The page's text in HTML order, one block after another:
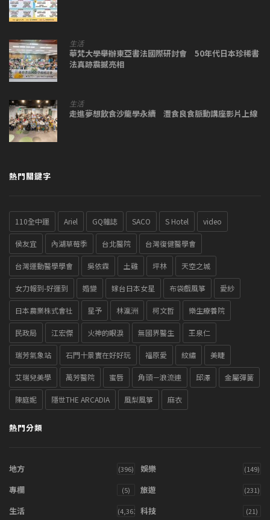
生活
華梵大學舉辦東亞書法國際研討會 50年代日本珍稀書
法真跡震撼亮相
生活
走進夢想飲食沙龍學永續 灃食良食脈動講座影片上線
熱門關鍵字
110全中運 Ariel GQ雜誌 SACO S Hotel video
侯友宜 內湖草莓季 台北醫院 台灣復健醫學會
台灣運動醫學學會 吳依霖 土雞 坪林 天空之城
女力報到-好運到 婚變 嫁台日本女星 布袋戲風箏 愛紗
日本農業株式會社 星予 林瀛洲 柯文哲 樂生療養院
民政局 江宏傑 火神的眼淚 無國界醫生 王泉仁
瑞芳氣象站 石門十景實在好好玩 福原愛 紋繡 美睫
艾瑞兒美學 萬芳醫院 蜜唇 角頭－浪流連 邱澤 金屬彈簧
陳庭妮 隱世THE ARCADIA 風梨風箏 麻衣
熱門分類
地方 (396) 娛樂 (149)
專欄 (5) 旅遊 (231)
生活 (4,361) 科技 (21)